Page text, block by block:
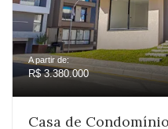
A partir de:
R$ 3.380.000
Casa de